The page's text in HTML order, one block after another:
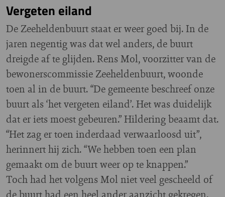
Vergeten eiland
De Zeeheldenbuurt staat er weer goed bij. In de
jaren negentig was dat wel anders, de buurt
dreigde af te glijden. Rens Mol, voorzitter van de
bewonerscommissie Zeeheldenbuurt, woonde
toen al in de buurt. “De gemeente beschreef onze
buurt als ‘het vergeten eiland’. Het was duidelijk
dat er iets moest gebeuren.” Hildering beaamt dat.
“Het zag er toen inderdaad verwaarloosd uit”,
herinnert hij zich. “We hebben toen een plan
gemaakt om de buurt weer op te knappen.”
Toch had het volgens Mol niet veel gescheeld of